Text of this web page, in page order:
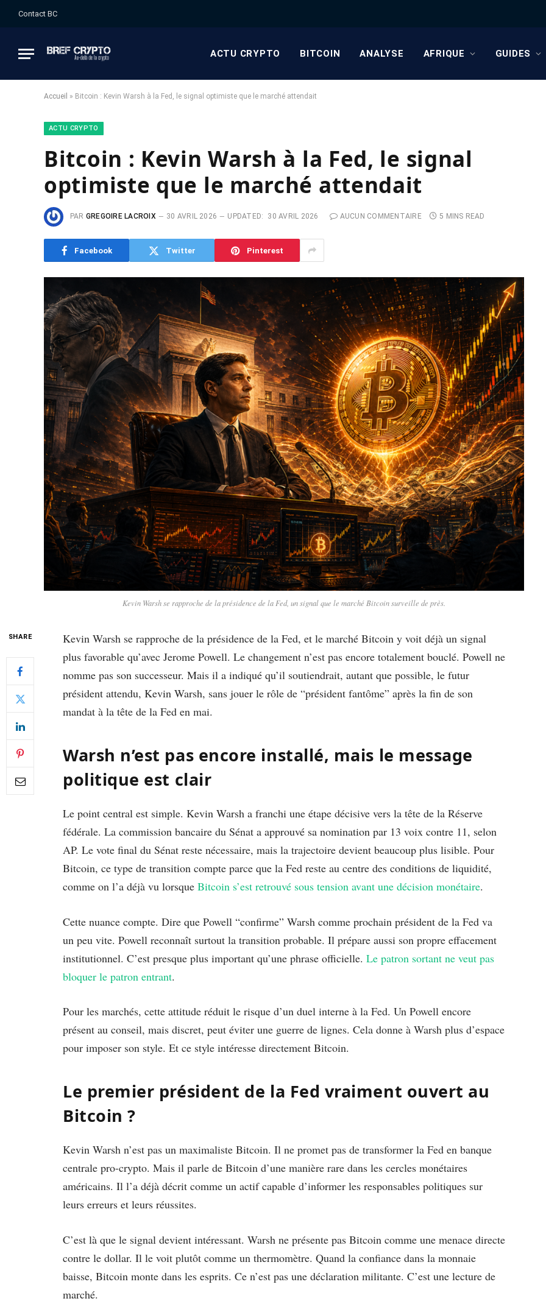
Contact BC
ACTU CRYPTO BITCOIN ANALYSE AFRIQUE GUIDES
Accueil » Bitcoin : Kevin Warsh à la Fed, le signal optimiste que le marché attendait
ACTU CRYPTO
Bitcoin : Kevin Warsh à la Fed, le signal
optimiste que le marché attendait
PAR GREGOIRE LACROIX 30 AVRIL 2026 UPDATED: 30 AVRIL 2026 AUCUN COMMENTAIRE 5 MINS READ
Facebook Twitter Pinterest
Kevin Warsh se rapproche de la présidence de la Fed, un signal que le marché Bitcoin surveille de près.
SHARE
Kevin Warsh se rapproche de la présidence de la Fed, et le marché Bitcoin y voit déjà un signal
plus favorable qu’avec Jerome Powell. Le changement n’est pas encore totalement bouclé. Powell ne
nomme pas son successeur. Mais il a indiqué qu’il soutiendrait, autant que possible, le futur
président attendu, Kevin Warsh, sans jouer le rôle de “président fantôme” après la fin de son
mandat à la tête de la Fed en mai.
Warsh n’est pas encore installé, mais le message
politique est clair
Le point central est simple. Kevin Warsh a franchi une étape décisive vers la tête de la Réserve
fédérale. La commission bancaire du Sénat a approuvé sa nomination par 13 voix contre 11, selon
AP. Le vote final du Sénat reste nécessaire, mais la trajectoire devient beaucoup plus lisible. Pour
Bitcoin, ce type de transition compte parce que la Fed reste au centre des conditions de liquidité,
comme on l’a déjà vu lorsque Bitcoin s’est retrouvé sous tension avant une décision monétaire.
Cette nuance compte. Dire que Powell “confirme” Warsh comme prochain président de la Fed va
un peu vite. Powell reconnaît surtout la transition probable. Il prépare aussi son propre effacement
institutionnel. C’est presque plus important qu’une phrase officielle. Le patron sortant ne veut pas
bloquer le patron entrant.
Pour les marchés, cette attitude réduit le risque d’un duel interne à la Fed. Un Powell encore
présent au conseil, mais discret, peut éviter une guerre de lignes. Cela donne à Warsh plus d’espace
pour imposer son style. Et ce style intéresse directement Bitcoin.
Le premier président de la Fed vraiment ouvert au
Bitcoin ?
Kevin Warsh n’est pas un maximaliste Bitcoin. Il ne promet pas de transformer la Fed en banque
centrale pro-crypto. Mais il parle de Bitcoin d’une manière rare dans les cercles monétaires
américains. Il l’a déjà décrit comme un actif capable d’informer les responsables politiques sur
leurs erreurs et leurs réussites.
C’est là que le signal devient intéressant. Warsh ne présente pas Bitcoin comme une menace directe
contre le dollar. Il le voit plutôt comme un thermomètre. Quand la confiance dans la monnaie
baisse, Bitcoin monte dans les esprits. Ce n’est pas une déclaration militante. C’est une lecture de
marché.